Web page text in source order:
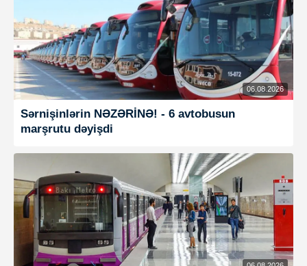
06.08.2026
Sərnişinlərin NƏZƏRİNƏ! - 6 avtobusun
marşrutu dəyişdi